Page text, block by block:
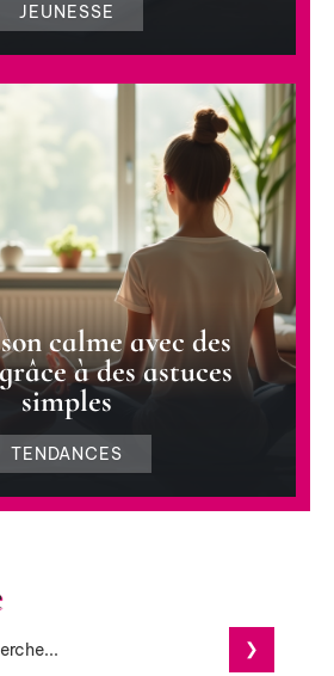
JEUNESSE
calme avec des
à des astuces
simples
TENDANCES